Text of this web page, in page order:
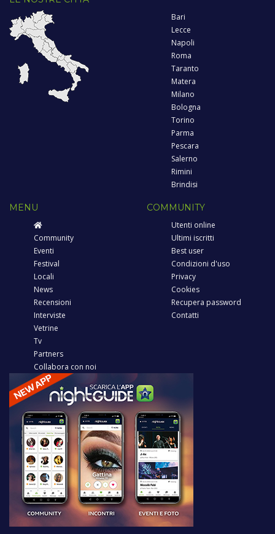
Bari
Lecce
Napoli
Roma
Taranto
Matera
Milano
Bologna
Torino
Parma
Pescara
Salerno
Rimini
Brindisi
MENU
Community
Eventi
Festival
Locali
News
Recensioni
Interviste
Vetrine
Tv
Partners
Collabora con noi
COMMUNITY
Utenti online
Ultimi iscritti
Best user
Condizioni d'uso
Privacy
Cookies
Recupera password
Contatti